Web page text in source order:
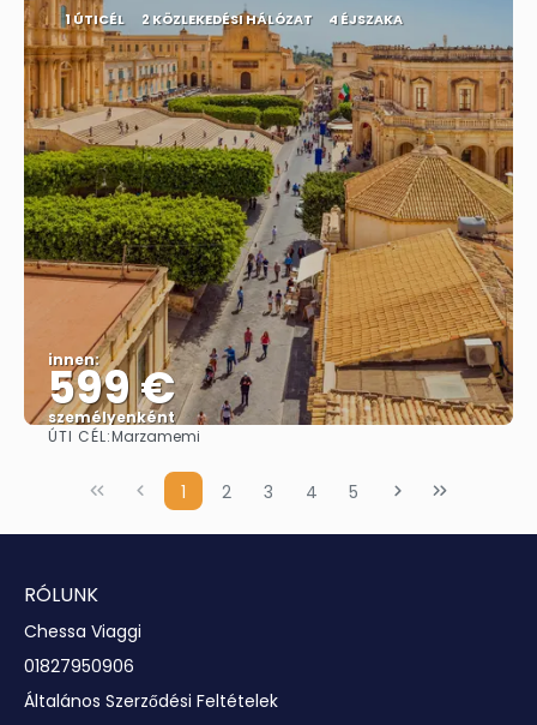
1 ÚTICÉL 2 KÖZLEKEDÉSI HÁLÓZAT 4 ÉJSZAKA
innen:
599 €
személyenként
ÚTI CÉL:Marzamemi
1 2 3 4 5
RÓLUNK
Chessa Viaggi
01827950906
Általános Szerződési Feltételek